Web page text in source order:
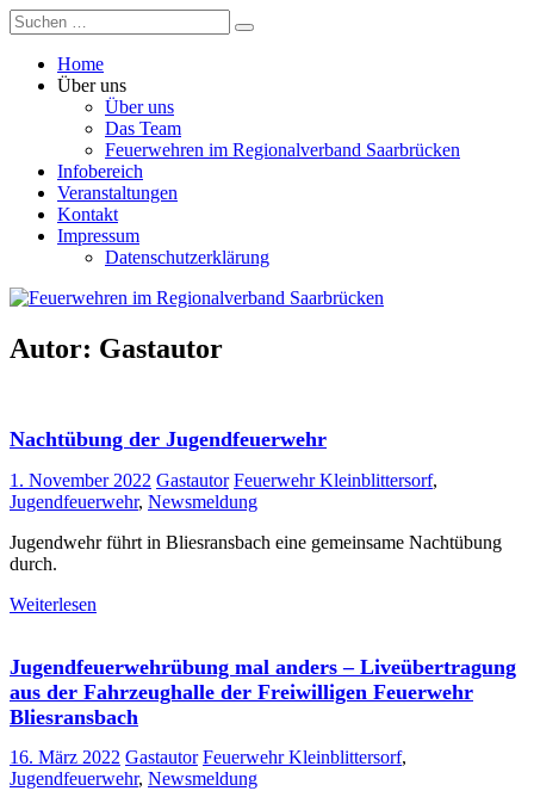
Zum
Inhalt
springen
Feuerwehren
Regionalverband
Saarbrücken
Suchen
nach:
Suchen
Home
Über uns
Über uns
Das Team
Feuerwehren im Regionalverband Saarbrücken
Infobereich
Veranstaltungen
Kontakt
Impressum
Datenschutzerklärung
Autor: Gastautor
Nachtübung der Jugendfeuerwehr
1. November 2022 Gastautor Feuerwehr Kleinblittersorf,
Jugendfeuerwehr, Newsmeldung
Jugendwehr führt in Bliesransbach eine gemeinsame Nachtübung
durch.
Weiterlesen
Jugendfeuerwehrübung mal anders – Liveübertragung
aus der Fahrzeughalle der Freiwilligen Feuerwehr
Bliesransbach
16. März 2022 Gastautor Feuerwehr Kleinblittersorf,
Jugendfeuerwehr, Newsmeldung